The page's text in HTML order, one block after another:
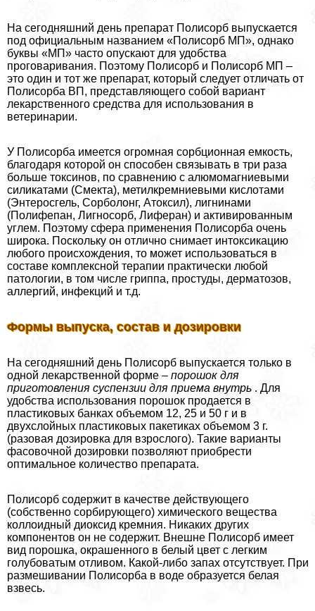
На сегодняшний день препарат Полисорб выпускается
под официальным названием «Полисорб МП», однако
буквы «МП» часто опускают для удобства
проговаривания. Поэтому Полисорб и Полисорб МП –
это один и тот же препарат, который следует отличать от
Полисорба ВП, представляющего собой вариант
лекарственного средства для использования в
ветеринарии.
У Полисорба имеется огромная сорбционная емкость,
благодаря которой он способен связывать в три раза
больше токсинов, по сравнению с алюмомагниевыми
силикатами (Смекта), метилкремниевыми кислотами
(Энтеросгель, Сорболонг, Атоксил), лигнинами
(Полифепан, Лигносорб, Лиферан) и активированным
углем. Поэтому сфера применения Полисорба очень
широка. Поскольку он отлично снимает интоксикацию
любого происхождения, то может использоваться в
составе комплексной терапии пpaктически любой
патологии, в том числе гриппа, простуды, дерматозов,
аллергий, инфекций и т.д.
Формы выпуска, состав и дозировки
На сегодняшний день Полисорб выпускается только в
одной лекарственной форме – порошок для
приготовления суспензии для приема внутрь . Для
удобства использования порошок продается в
пластиковых банках объемом 12, 25 и 50 г и в
двухслойных пластиковых пакетиках объемом 3 г.
(разовая дозировка для взрослого). Такие варианты
фасовочной дозировки позволяют приобрести
оптимальное количество препарата.
Полисорб содержит в качестве действующего
(собственно сорбирующего) химического вещества
коллоидный диоксид кремния. Никаких других
компонентов он не содержит. Внешне Полисорб имеет
вид порошка, окрашенного в белый цвет с легким
гoлyбоватым отливом. Какой-либо запах отсутствует. При
размешивании Полисорба в воде образуется белая
взвесь.